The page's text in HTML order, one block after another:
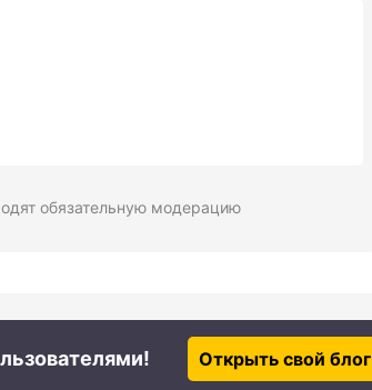
обязательную модерацию
Открыть свой блог